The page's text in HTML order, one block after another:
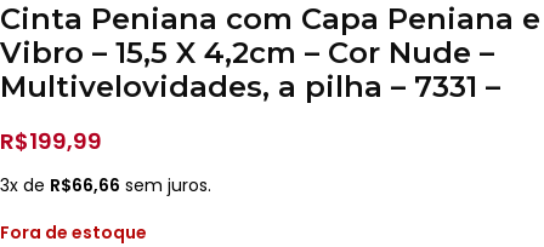
Cinta Peniana com Capa Peniana e
Vibro – 15,5 X 4,2cm – Cor Nude –
Multivelovidades, a pilha – 7331 –
R$199,99
3x de R$66,66 sem juros.
Fora de estoque